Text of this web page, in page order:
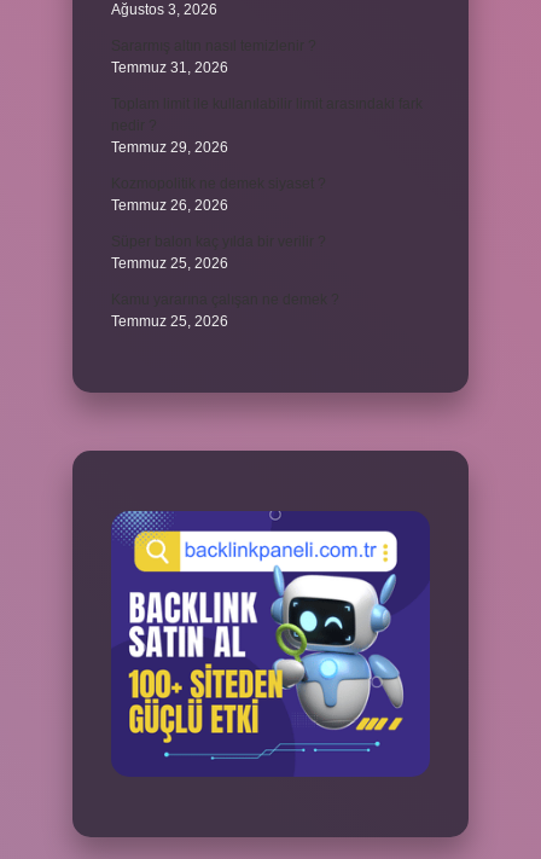
Ağustos 3, 2026
Temmuz 31, 2026
Temmuz 29, 2026
Temmuz 26, 2026
Temmuz 25, 2026
Temmuz 25, 2026